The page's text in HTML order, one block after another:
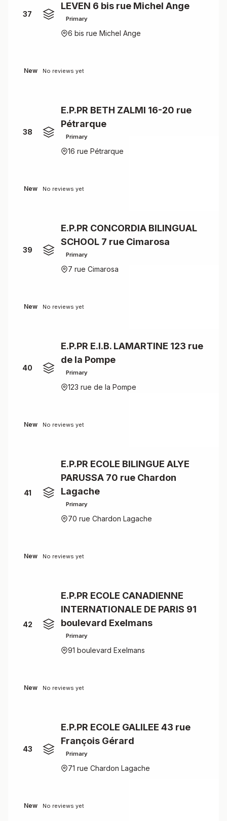
37
LEVEN 6 bis rue Michel Ange
Primary
6 bis rue Michel Ange
New No reviews yet
38
E.P.PR BETH ZALMI 16-20 rue
Pétrarque
Primary
16 rue Pétrarque
New No reviews yet
39
E.P.PR CONCORDIA BILINGUAL
SCHOOL 7 rue Cimarosa
Primary
7 rue Cimarosa
New No reviews yet
40
E.P.PR E.I.B. LAMARTINE 123 rue
de la Pompe
Primary
123 rue de la Pompe
New No reviews yet
41
E.P.PR ECOLE BILINGUE ALYE
PARUSSA 70 rue Chardon
Lagache
Primary
70 rue Chardon Lagache
New No reviews yet
42
E.P.PR ECOLE CANADIENNE
INTERNATIONALE DE PARIS 91
boulevard Exelmans
Primary
91 boulevard Exelmans
New No reviews yet
43
E.P.PR ECOLE GALILEE 43 rue
François Gérard
Primary
71 rue Chardon Lagache
New No reviews yet